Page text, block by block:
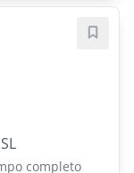
completo